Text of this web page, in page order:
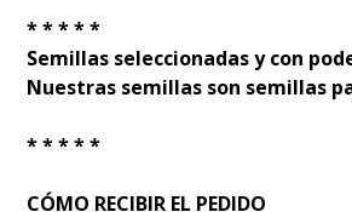
* * * * *
Semillas seleccionadas y con
Nuestras semillas son semillas
* * * * *
CÓMO RECIBIR EL PEDIDO